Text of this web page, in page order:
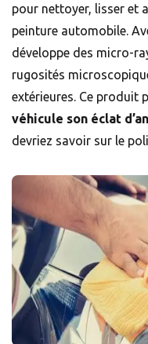
pour nettoyer, lisser et
peinture automobile.
développe des micro-
rugosités
extérieures. Ce produit
véhicule son éclat
devriez savoir sur le